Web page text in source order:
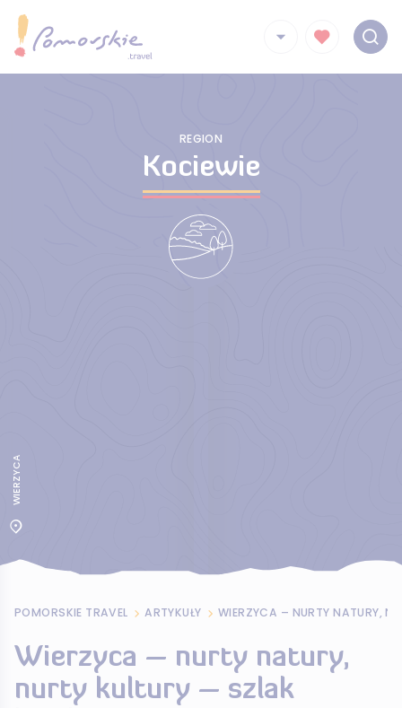
REGION
Kociewie
WIERZYCA
POMORSKIE TRAVEL ARTYKUŁY
Wierzyca – nurty natury,
nurty kultury – szlak